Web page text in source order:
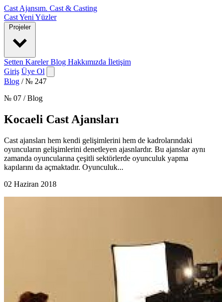
Cast Ajansım. Cast & Casting
CastYeni Yüzler
Projeler
Setten KarelerBlog Hakkımızda İletişim
Giriş Üye Ol
Blog / № 247
№ 07 / Blog
Kocaeli Cast Ajansları
Cast ajansları hem kendi gelişimlerini hem de kadrolarındaki
oyuncuların gelişimlerini denetleyen ajasnlardır. Bu ajanslar aynı
zamanda oyuncularına çeşitli sektörlerde oyunculuk yapma
kapılarını da açmaktadır. Oyunculuk...
02 Haziran 2018